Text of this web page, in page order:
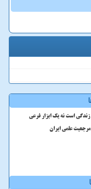
زندگی است نه یک ابزار فرعی
مرجعیت علمی ایران